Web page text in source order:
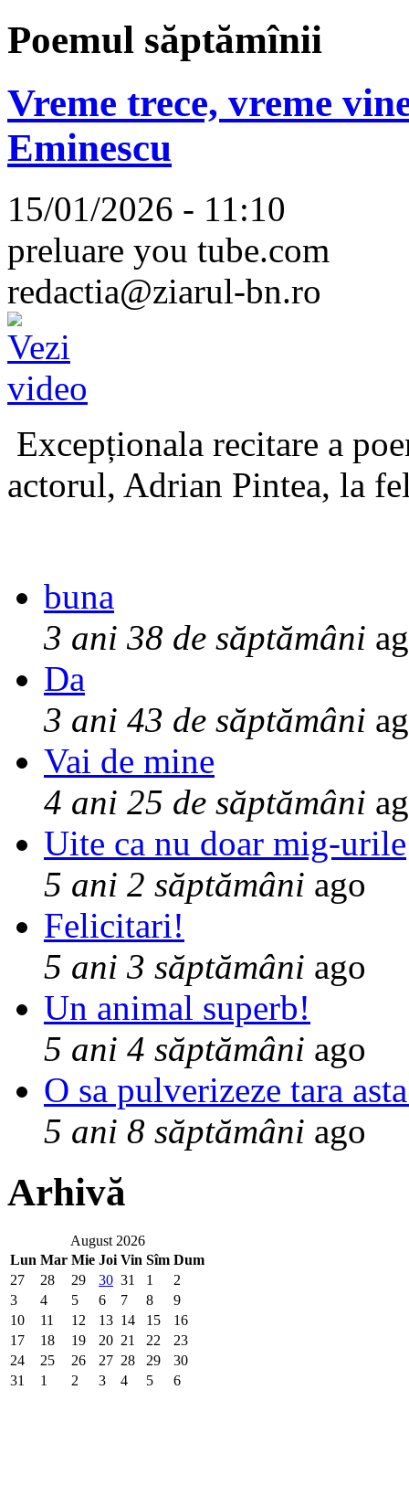
Poemul săptămînii
Vreme trece, vreme
Eminescu
15/01/2026 - 11:10
preluare you tube.com
redactia@ziarul-bn.ro
Excepționala recitare a
actorul, Adrian Pintea, la
buna
3 ani 38 de săptămâni
Da
3 ani 43 de săptămâni
Vai de mine
4 ani 25 de săptămâni
Uite ca nu doar mig-urile
5 ani 2 săptămâni ago
Felicitari!
5 ani 3 săptămâni ago
Un animal superb!
5 ani 4 săptămâni ago
O sa pulverizeze tara
5 ani 8 săptămâni ago
Arhivă
August 2026
Lun Mar Mie Joi Vin Sîm Dum
27
28 29 30 31 1
2
3
4 5 6 7 8
9
10
11 12 13 14 15
16
17
18 19 20 21 22
23
24
25 26 27 28 29
30
31
1 2 3 4 5 6